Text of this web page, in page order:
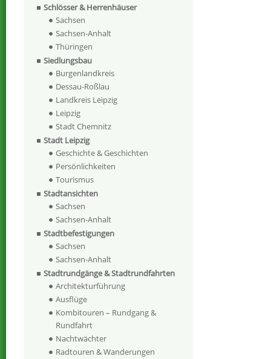
Schlösser & Herrenhäuser
Sachsen
Sachsen-Anhalt
Thüringen
Siedlungsbau
Burgenlandkreis
Dessau-Roßlau
Landkreis Leipzig
Leipzig
Stadt Chemnitz
Stadt Leipzig
Geschichte & Geschichten
Persönlichkeiten
Tourismus
Stadtansichten
Sachsen
Sachsen-Anhalt
Stadtbefestigungen
Sachsen
Sachsen-Anhalt
Stadtrundgänge & Stadtrundfahrten
Architekturführung
Ausflüge
Kombitouren – Rundgang &
Rundfahrt
Nachtwächter
Radtouren & Wanderungen